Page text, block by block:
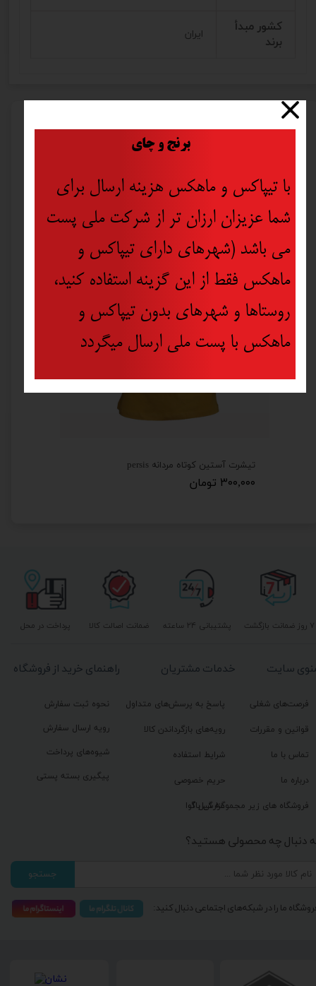
کشور مبدأ
برند
ایران
محصولات مرتبط
تیشرت آستین کوتاه مردانه persis
۳۰۰,۰۰۰ تومان
پشتیبانی ۲۴ ساعته پرداخت در محل ۷ روز ضمانت بازگشت ضمانت اصالت کالا
راهنمای خرید از فروشگاه
نحوه ثبت سفارش
رویه ارسال سفارش
شیوه‌های پرداخت
پیگیری بسته پستی
خدمات مشتریان
پاسخ به پرسش‌های متداول
رویه‌های بازگرداندن کالا
شرایط استفاده
حریم خصوصی
گزارش باگ
سایت
فرصت‌های شغلی
قوانین و مقررات
تماس با ما
درباره ما
فروشگاه های زیر مجموعه گیل آوا
دنبال چه محصولی هستید؟
جستجو
ما را در شبکه‌های اجتماعی دنبال کنید:
برنج و چای
با تیپاکس و ماهکس هزینه ارسال برای
شما عزیزان ارزان تر از شرکت ملی پست
می باشد (شهرهای دارای تیپاکس و
ماهکس فقط از این گزینه استفاده کنید،
روستاها و شهرهای بدون تیپاکس و
ماهکس با پست ملی ارسال میگردد